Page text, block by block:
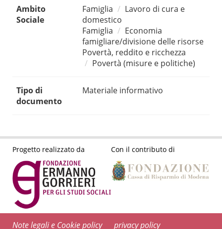
Ambito
Sociale
Famiglia
Lavoro di cura e
domestico
Famiglia
Economia
famigliare/divisione delle risorse
Povertà, reddito e ricchezza
Povertà (misure e politiche)
Tipo di
documento
Materiale informativo
Progetto realizzato da Con il contributo di
Note legali e Cookie policy privacy policy